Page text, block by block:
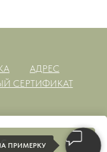
ПРИМЕРКУ
АДРЕС
СЕРТИФИКАТ